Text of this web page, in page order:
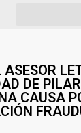
DE
CAUSA